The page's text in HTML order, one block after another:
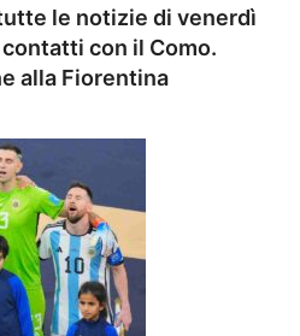
le notizie di venerdì
con il Como.
alla Fiorentina